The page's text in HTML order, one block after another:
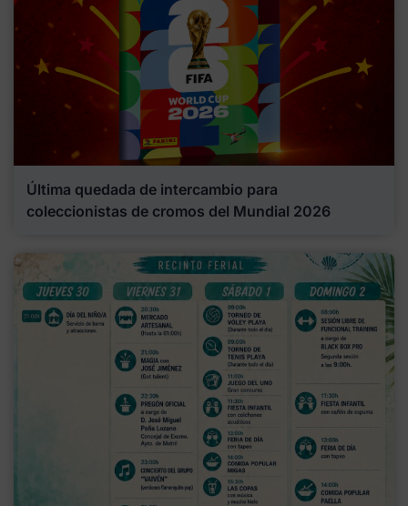
Última quedada de intercambio para
coleccionistas de cromos del Mundial 2026